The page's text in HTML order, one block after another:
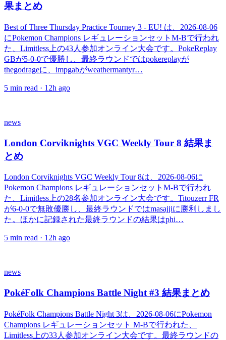
果まとめ
Best of Three Thursday Practice Tourney 3 - EU! は、2026-08-06
にPokemon Champions レギュレーションセットM-Bで行われ
た、Limitless上の43人参加オンライン大会です。PokeReplay
GBが5-0-0で優勝し、最終ラウンドではpokereplayが
thegodrageに、impgabがweathermantyr…
5 min read · 12h ago
news
London Corviknights VGC Weekly Tour 8 結果ま
とめ
London Corviknights VGC Weekly Tour 8は、2026-08-06に
Pokemon Champions レギュレーションセットM-Bで行われ
た、Limitless上の28名参加オンライン大会です。Titouzerr FR
が6-0-0で無敗優勝し、最終ラウンドではmasajjiに勝利しまし
た。ほかに記録された最終ラウンドの結果はphi…
5 min read · 12h ago
news
PokéFolk Champions Battle Night #3 結果まとめ
PokéFolk Champions Battle Night 3は、2026-08-06にPokemon
Champions レギュレーションセット M-Bで行われた、
Limitless上の33人参加オンライン大会です。最終ラウンドの